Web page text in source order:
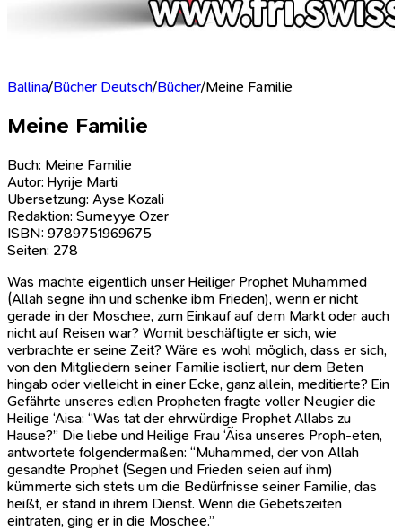
Ballina/Bücher Deutsch/Bücher/Meine Familie
Meine Familie
Buch: Meine Familie
Autor: Hyrije Marti
Ubersetzung: Ayse Kozali
Redaktion: Sumeyye Ozer
ISBN: 9789751969675
Seiten: 278
Was machte eigentlich unser Heiliger Prophet Muhammed
(Allah segne ihn und schenke ibm Frieden), wenn er nicht
gerade in der Moschee, zum Einkauf auf dem Markt oder auch
nicht auf Reisen war? Womit beschäftigte er sich, wie
verbrachte er seine Zeit? Wäre es wohl möglich, dass er sich,
von den Mitgliedern seiner Familie isoliert, nur dem Beten
hingab oder vielleicht in einer Ecke, ganz allein, meditierte? Ein
Gefährte unseres edlen Propheten fragte voller Neugier die
Heilige ‘Aisa: “Was tat der ehrwürdige Prophet Allabs zu
Hause?” Die liebe und Heilige Frau ‘Ãisa unseres Proph-eten,
antwortete folgendermaßen: “Muhammed, der von Allah
gesandte Prophet (Segen und Frieden seien auf ihm)
kümmerte sich stets um die Bedürfnisse seiner Familie, das
heißt, er stand in ihrem Dienst. Wenn die Gebetszeiten
eintraten, ging er in die Moschee.”